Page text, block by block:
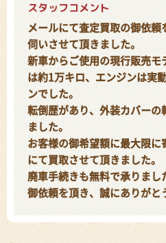
スタッフコメント
メールにて査定買取の御依
伺いさせて頂きました。
新車からご使用の現行販売モ
は約1万キロ、エンジンは実
ンでした。
転倒歴があり、外装カバーの
ました。
お客様の御希望額に最大限に
にて買取させて頂きました。
廃車手続きも無料で承りまし
御依頼を頂き、誠にありがと